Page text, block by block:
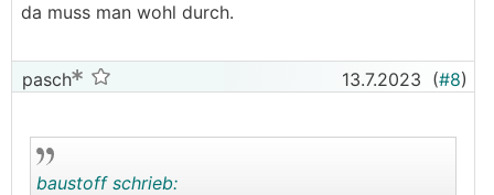
da muss man wohl durch.
pasch 13.7.2023 (#8)
baustoff schrieb: